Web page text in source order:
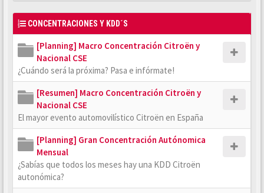
CONCENTRACIONES Y KDD´S
[Planning] Macro Concentración Citroën y
Nacional CSE
¿Cuándo será la próxima? Pasa e infórmate!
[Resumen] Macro Concentración Citroën y
Nacional CSE
El mayor evento automovilístico Citroën en España
[Planning] Gran Concentración Autónomica
Mensual
¿Sabías que todos los meses hay una KDD Citroën
autonómica?